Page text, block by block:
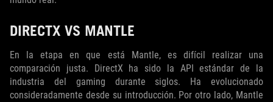
DIRECTX VS MANTLE
En la etapa en que está Mantle, es difícil realizar una
comparación justa. DirectX ha sido la API estándar de la
industria del gaming durante siglos. Ha evolucionado
consideradamente desde su introducción. Por otro lado, Mantle